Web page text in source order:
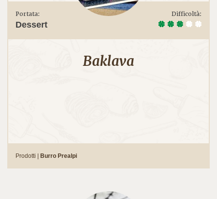
Portata:
Dessert
Difficoltà:
Baklava
Prodotti | Burro Prealpi